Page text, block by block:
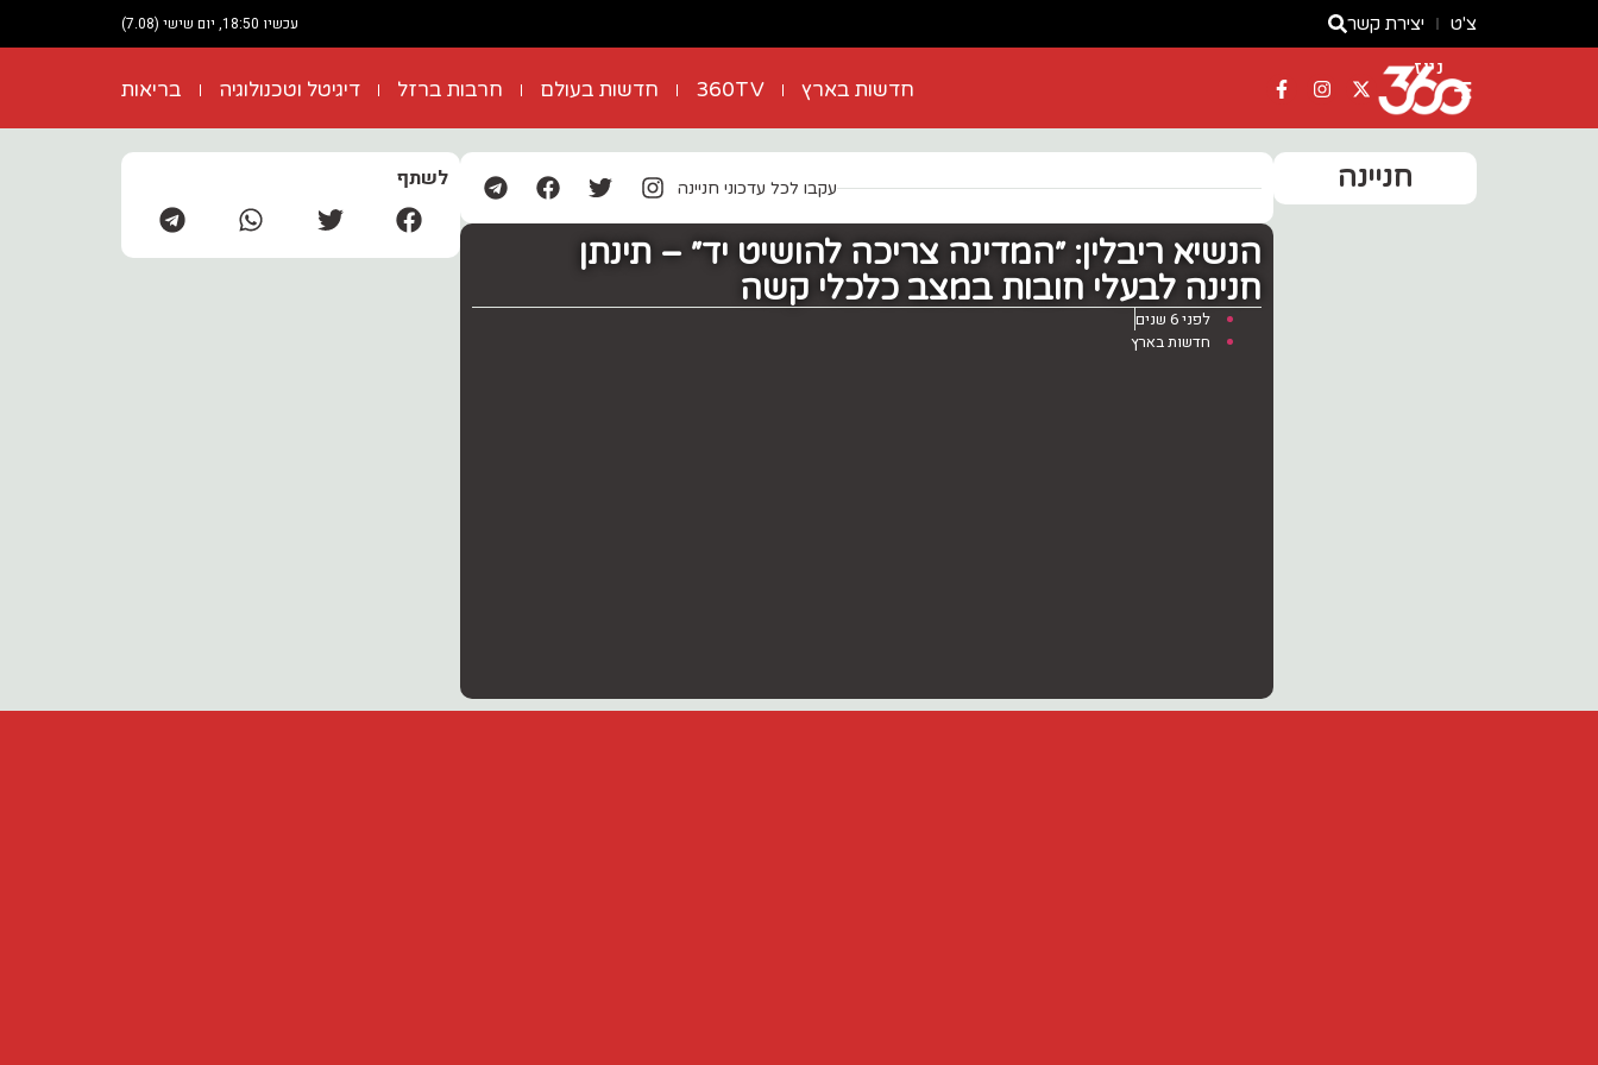
צ'ט יצירת קשר עכשיו 18:50, יום שישי (7.08)
ניוז
חדשות בארץ 360TV חדשות בעולם חרבות ברזל דיגיטל וטכנולוגיה בריאות
חניינה עקבו לכל עדכוני חניינה
הנשיא ריבלין: ״המדינה צריכה להושיט יד״ – תינתן
חנינה לבעלי חובות במצב כלכלי קשה
לפני 6 שנים
חדשות בארץ
לשתף